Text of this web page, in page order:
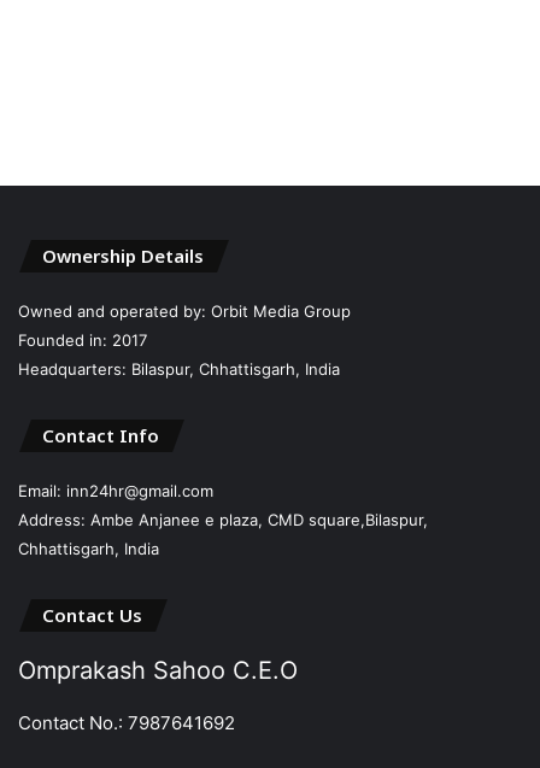
Ownership Details
Owned and operated by: Orbit Media Group
Founded in: 2017
Headquarters: Bilaspur, Chhattisgarh, India
Contact Info
Email: inn24hr@gmail.com
Address: Ambe Anjanee e plaza, CMD square,Bilaspur,
Chhattisgarh, India
Contact Us
Omprakash Sahoo C.E.O
Contact No.: 7987641692